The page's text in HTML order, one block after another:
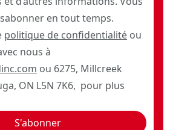
en tout temps.
politique de confidentialité ou
nous à
ou 6275, Millcreek
ON L5N 7K6, pour plus
S'abonner